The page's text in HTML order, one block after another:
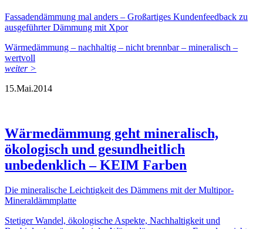
Fassadendämmung mal anders – Großartiges Kundenfeedback zu
ausgeführter Dämmung mit Xpor
Wärmedämmung – nachhaltig – nicht brennbar – mineralisch –
wertvoll
weiter >
15.Mai.2014
Wärmedämmung geht mineralisch,
ökologisch und gesundheitlich
unbedenklich – KEIM Farben
Die mineralische Leichtigkeit des Dämmens mit der Multipor-
Mineraldämmplatte
Stetiger Wandel, ökologische Aspekte, Nachhaltigkeit und